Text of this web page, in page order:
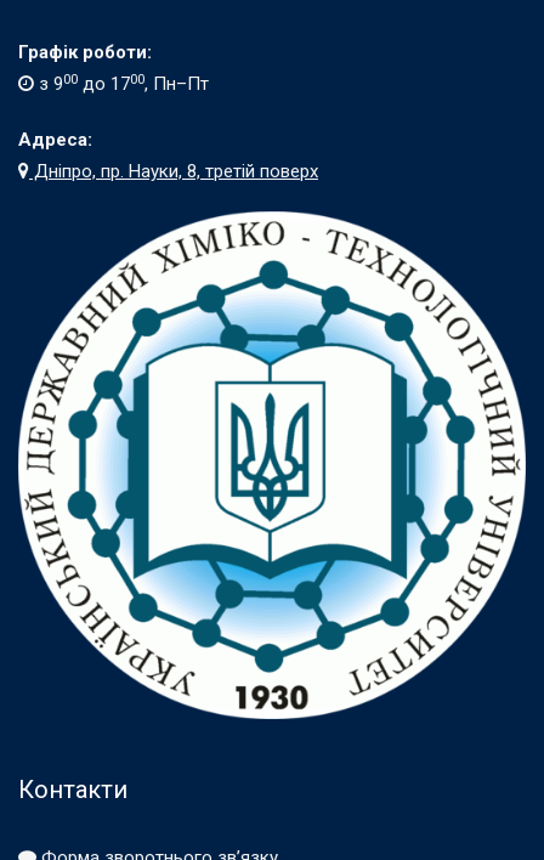
Графік роботи:
з 900 до 1700, Пн–Пт
Адреса:
Дніпро, пр. Науки, 8, третій поверх
Контакти